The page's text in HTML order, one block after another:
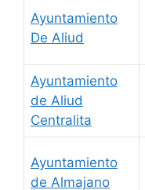
Ayuntamiento
De Aliud
Ayuntamiento
de Aliud
Centralita
Ayuntamiento
de Almajano